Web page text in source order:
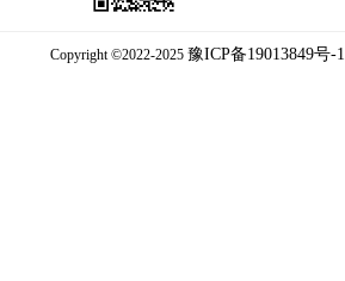
Copyright ©2022-2025 豫ICP备19013849号-1